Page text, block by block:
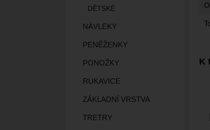
DĚTSKÉ
NÁVLEKY
PENĚŽENKY
PONOŽKY
RUKAVICE
ZÁKLADNÍ VRSTVA
TRETRY
K